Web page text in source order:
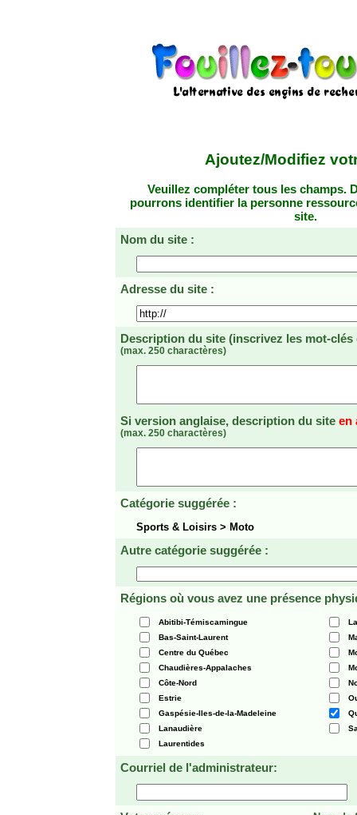
Ajoutez/Modifiez
Veuillez compléter tous les champs.
pourrons identifier la personne
site.
Nom du site :
Adresse du site :
Description du site (inscrivez les mot-
(max. 250 charactères)
Si version anglaise, description du site en
(max. 250 charactères)
Catégorie suggérée :
Sports & Loisirs > Moto
Autre catégorie suggérée :
Régions où vous avez une présence
Abitibi-Témiscamingue
Bas-Saint-Laurent
Centre du Québec
Chaudières-Appalaches
Côte-Nord
Estrie
Gaspésie-Iles-de-la-Madeleine
Lanaudière
Laurentides
Courriel de l'administrateur: